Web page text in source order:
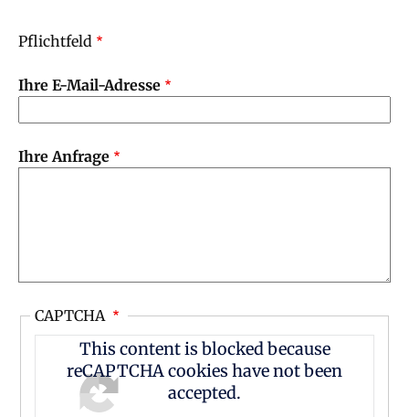
Pflichtfeld
Ihre E-Mail-Adresse
Ihre Anfrage
CAPTCHA
This content is blocked because
reCAPTCHA cookies have not been
accepted.